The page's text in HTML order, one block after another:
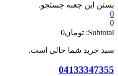
بستن این جعبه جستجو.
0
0
Subtotal: تومان0
سبد خرید شما خالی است.
04133347355